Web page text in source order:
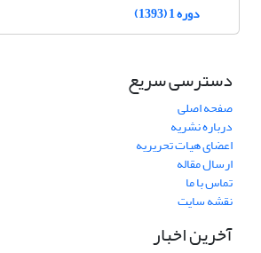
دوره 1 (1393)
دسترسی سریع
صفحه اصلی
درباره نشریه
اعضای هیات تحریریه
ارسال مقاله
تماس با ما
نقشه سایت
آخرین اخبار